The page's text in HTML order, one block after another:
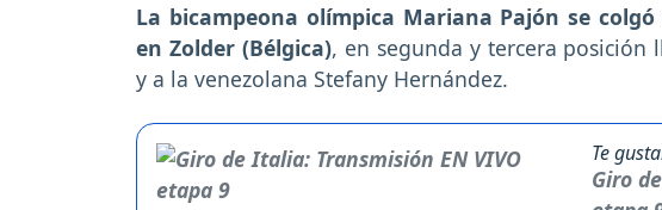
La bicampeona olímpica Mariana Pajón se
en Zolder (Bélgica), en segunda y tercera posición
y a la venezolana Stefany Hernández.
Te
Giro